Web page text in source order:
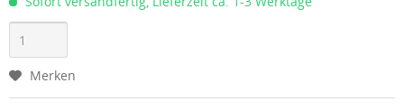
Merken